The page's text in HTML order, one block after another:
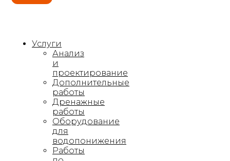
Услуги
Анализ
и
проектирование
Дополнительные
работы
Дренажные
работы
Оборудование
для
водопонижения
Работы